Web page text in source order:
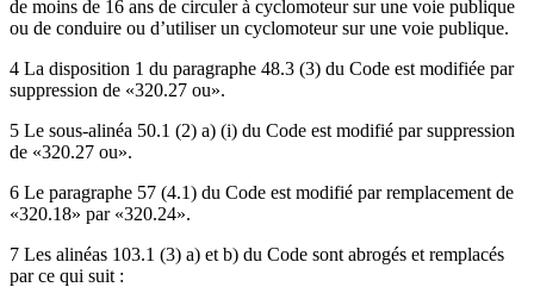
de moins de 16 ans de circuler à cyclomoteur sur une voie publique
ou de conduire ou d’utiliser un cyclomoteur sur une voie publique.
4 La disposition 1 du paragraphe 48.3 (3) du Code est modifiée par
suppression de «320.27 ou».
5 Le sous-alinéa 50.1 (2) a) (i) du Code est modifié par suppression
de «320.27 ou».
6 Le paragraphe 57 (4.1) du Code est modifié par remplacement de
«320.18» par «320.24».
7 Les alinéas 103.1 (3) a) et b) du Code sont abrogés et remplacés
par ce qui suit :